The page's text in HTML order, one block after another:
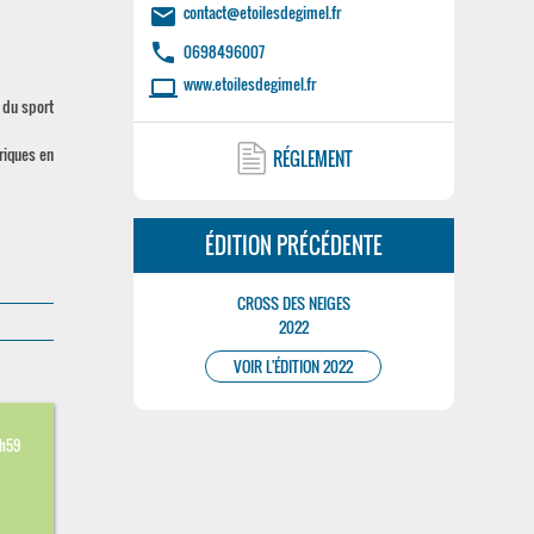
sport
en
email contact@etoilesdegimel.fr
phone 0698496007
laptop www.etoilesdegimel.fr
RÉGLEMENT
ÉDITION PRÉCÉDENTE
CROSS DES NEIGES
2022
VOIR L'ÉDITION 2022